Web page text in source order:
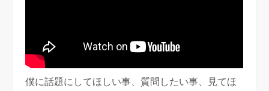
僕に話題にしてほしい事、質問したい事、見てほ